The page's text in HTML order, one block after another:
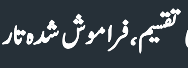
فراموش شدہ